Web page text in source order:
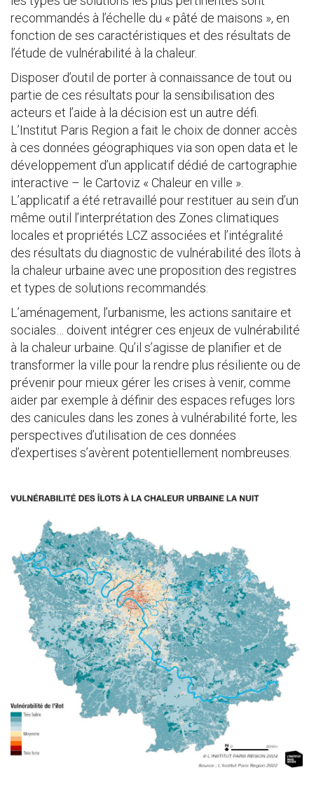
recommandés à l’échelle du « pâté de maisons », en
fonction de ses caractéristiques et des résultats de
l’étude de vulnérabilité à la chaleur.
Disposer d’outil de porter à connaissance de tout ou
partie de ces résultats pour la sensibilisation des
acteurs et l’aide à la décision est un autre défi.
L’Institut Paris Region a fait le choix de donner accès
à ces données géographiques via son open data et le
développement d’un applicatif dédié de cartographie
interactive – le Cartoviz « Chaleur en ville ».
L’applicatif a été retravaillé pour restituer au sein d’un
même outil l’interprétation des Zones climatiques
locales et propriétés LCZ associées et l’intégralité
des résultats du diagnostic de vulnérabilité des îlots à
la chaleur urbaine avec une proposition des registres
et types de solutions recommandés.
L’aménagement, l’urbanisme, les actions sanitaire et
sociales… doivent intégrer ces enjeux de vulnérabilité
à la chaleur urbaine. Qu’il s’agisse de planifier et de
transformer la ville pour la rendre plus résiliente ou de
prévenir pour mieux gérer les crises à venir, comme
aider par exemple à définir des espaces refuges lors
des canicules dans les zones à vulnérabilité forte, les
perspectives d’utilisation de ces données
d’expertises s’avèrent potentiellement nombreuses.